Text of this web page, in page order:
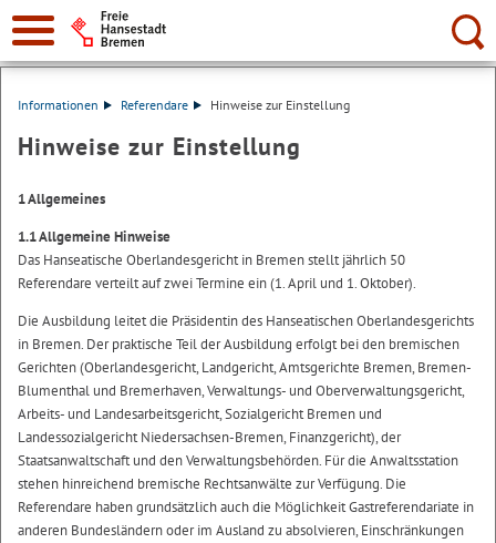
Suche:
Informationen Referendare Hinweise zur Einstellung
Hinweise zur Einstellung
1 Allgemeines
1.1 Allgemeine Hinweise
Das Hanseatische Oberlandesgericht in Bremen stellt jährlich 50
Referendare verteilt auf zwei Termine ein (1. April und 1. Oktober).
Die Ausbildung leitet die Präsidentin des Hanseatischen Oberlandesgerichts
in Bremen. Der praktische Teil der Ausbildung erfolgt bei den bremischen
Gerichten (Oberlandesgericht, Landgericht, Amtsgerichte Bremen, Bremen-
Blumenthal und Bremerhaven, Verwaltungs- und Oberverwaltungsgericht,
Arbeits- und Landesarbeitsgericht, Sozialgericht Bremen und
Landessozialgericht Niedersachsen-Bremen, Finanzgericht), der
Staatsanwaltschaft und den Verwaltungsbehörden. Für die Anwaltsstation
stehen hinreichend bremische Rechtsanwälte zur Verfügung. Die
Referendare haben grundsätzlich auch die Möglichkeit Gastreferendariate in
anderen Bundesländern oder im Ausland zu absolvieren, Einschränkungen